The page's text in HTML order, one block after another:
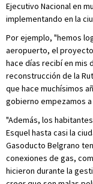
Ejecutivo Nacional en
implementando en la
Por ejemplo, "hemos
aeropuerto, el
hace días recibí en mis
reconstrucción de la
que hace muchísimos
gobierno empezamos
"Además, los
Esquel hasta casi la
Gasoducto Belgrano
conexiones de gas,
hicieron durante la